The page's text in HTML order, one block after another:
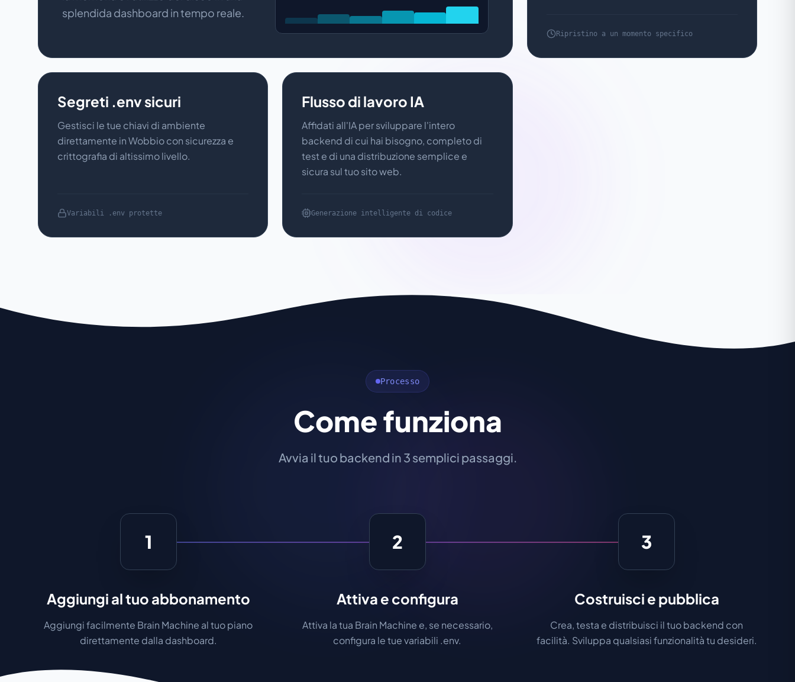
splendida dashboard in tempo reale.
Ripristino a un momento specifico
Segreti .env sicuri
Gestisci le tue chiavi di ambiente
direttamente in Wobbio con sicurezza e
crittografia di altissimo livello.
Variabili .env protette
Flusso di lavoro IA
Affidati all'IA per sviluppare l'intero
backend di cui hai bisogno, completo di
test e di una distribuzione semplice e
sicura sul tuo sito web.
Generazione intelligente di codice
Processo
Come funziona
Avvia il tuo backend in 3 semplici passaggi.
1
Aggiungi al tuo abbonamento
Aggiungi facilmente Brain Machine al tuo piano
direttamente dalla dashboard.
2
Attiva e configura
Attiva la tua Brain Machine e, se necessario,
configura le tue variabili .env.
3
Costruisci e pubblica
Crea, testa e distribuisci il tuo backend con
facilità. Sviluppa qualsiasi funzionalità tu desideri.